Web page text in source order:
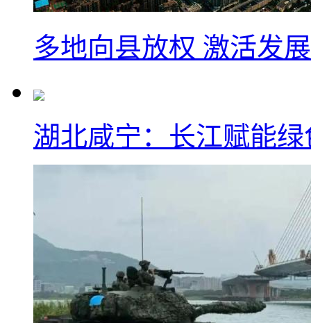
多地向县放权 激活发
湖北咸宁：长江赋能